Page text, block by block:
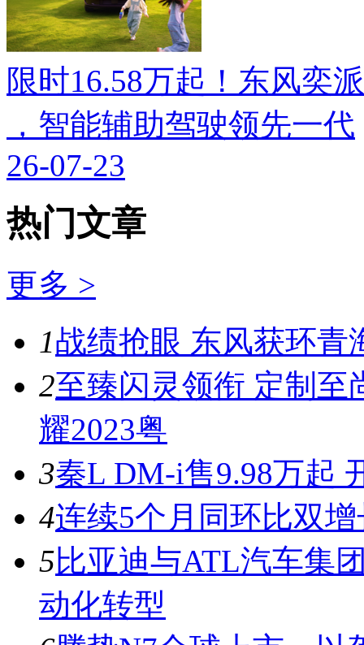
限时16.58万起！东风奕
，智能辅助驾驶领先一代
26-07-23
热门文章
更多 >
1战绩抢眼 东风获环青
2至臻闪灵领衔 定制至
耀2023粤
3秦L DM-i售9.98万起
4连续5个月同环比双
5比亚迪与ATL汽车集
动化转型